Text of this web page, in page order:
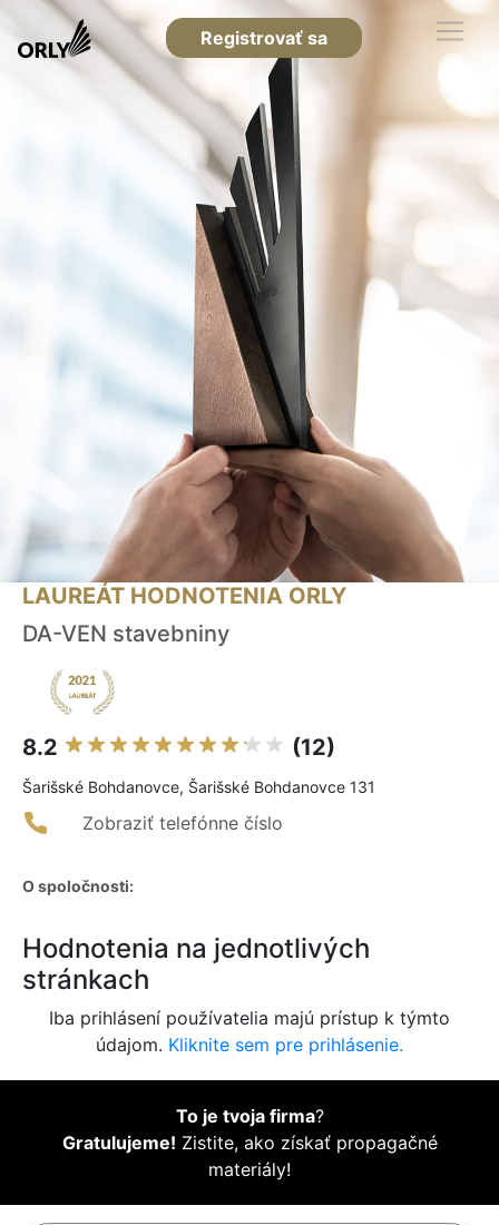
Registrovať sa
LAUREÁT HODNOTENIA ORLY
DA-VEN stavebniny
8.2 (12)
Šarišské Bohdanovce, Šarišské Bohdanovce 131
Zobraziť telefónne číslo
O spoločnosti:
Hodnotenia na jednotlivých
stránkach
Iba prihlásení používatelia majú prístup k týmto
údajom. Kliknite sem pre prihlásenie.
To je tvoja firma?
Gratulujeme! Zistite, ako získať propagačné
materiály!